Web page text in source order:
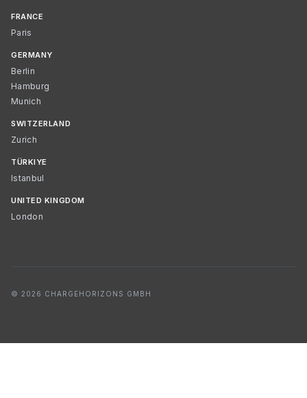
FRANCE
Paris
GERMANY
Berlin
Hamburg
Munich
SWITZERLAND
Zurich
TÜRKIYE
Istanbul
UNITED KINGDOM
London
© 2026 CHARGEHORIZONS GMBH